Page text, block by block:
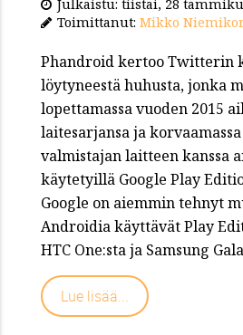
Julkaistu: tiistai, 28
Toimittanut: Mikko
Phandroid kertoo Twitterin
löytyneestä huhusta, jonka
lopettamassa vuoden 2015
laitesarjansa ja
valmistajan laitteen kanssa
käytetyillä Google Play
Google on aiemmin tehnyt
Androidia käyttävät Play
HTC One:sta ja Samsung
Lue lisää...